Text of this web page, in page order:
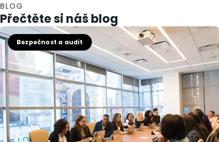
BLOG
Přečtěte si náš blog
Bezpečnost a audit